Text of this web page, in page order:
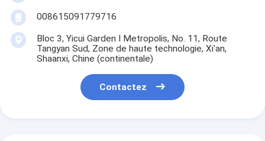
008615091779716
Bloc 3, Yicui Garden I Metropolis, No. 11, Route
Tangyan Sud, Zone de haute technologie, Xi'an,
Shaanxi, Chine (continentale)
Contactez